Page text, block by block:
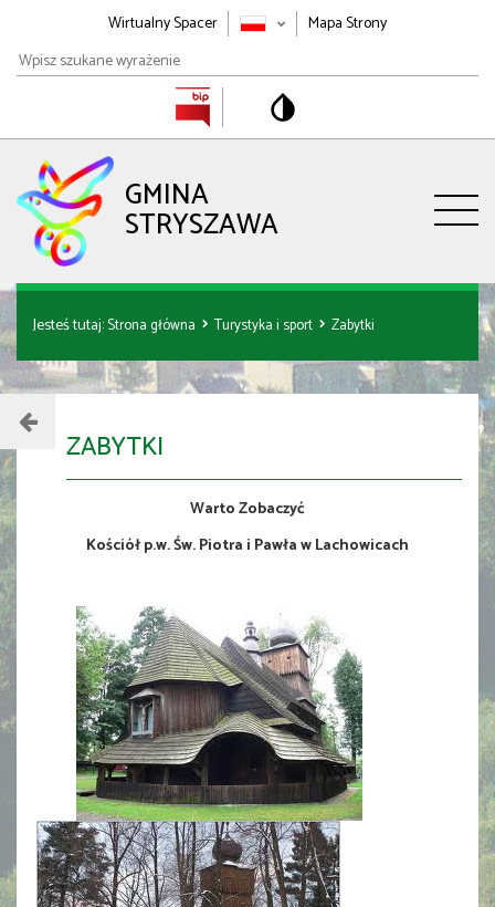
Wirtualny Spacer
Mapa Strony
Wpisz
szukane
GMINA
STRYSZAWA
Jesteś tutaj:Strona główna Turystyka i sport Zabytki
ZABYTKI
Warto Zobaczyć
Kościół p.w. Św. Piotra i Pawła w Lachowicach